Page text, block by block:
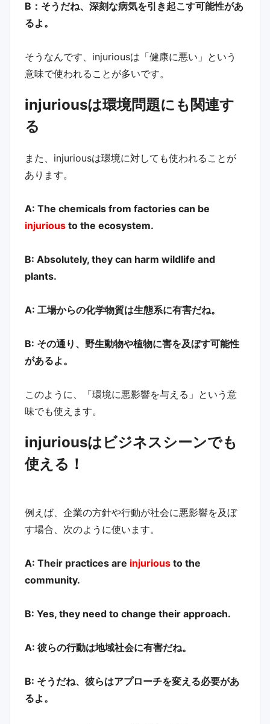
B：そうだね、深刻な病気を引き起こす可能性があ
るよ。
そうなんです、injuriousは「健康に悪い」という
意味で使われることが多いです。
injuriousは環境問題にも関連す
る
また、injuriousは環境に対しても使われることが
あります。
A: The chemicals from factories can be
injurious to the ecosystem.
B: Absolutely, they can harm wildlife and
plants.
A: 工場からの化学物質は生態系に有害だね。
B: その通り、野生動物や植物に害を及ぼす可能性
があるよ。
このように、「環境に悪影響を与える」という意
味でも使えます。
injuriousはビジネスシーンでも
使える！
例えば、企業の方針や行動が社会に悪影響を及ぼ
す場合、次のように使います。
A: Their practices are injurious to the
community.
B: Yes, they need to change their approach.
A: 彼らの行動は地域社会に有害だね。
B: そうだね、彼らはアプローチを変える必要があ
るよ。